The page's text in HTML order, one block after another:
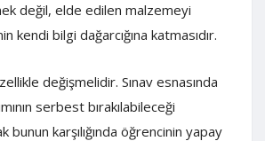
değil, elde edilen malzemeyi
kendi bilgi dağarcığına katmasıdır.
değişmelidir. Sınav esnasında
serbest bırakılabileceği
bunun karşılığında öğrencinin yapay